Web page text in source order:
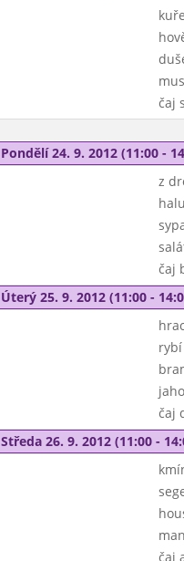
čaj
Pondělí 24. 9. 2012 (11:00 -
z
čaj
Úterý 25. 9. 2012 (11:00 -
čaj
Středa 26. 9. 2012 (11:00 -
čaj